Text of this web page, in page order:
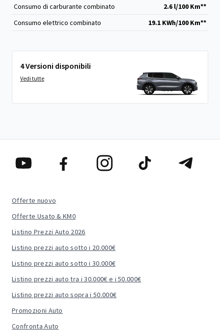
Consumo di carburante combinato
2.6 l/100 Km**
Consumo elettrico combinato
19.1 KWh/100 Km**
4 Versioni disponibili
Vedi tutte
Offerte nuovo
Offerte Usato & KM0
Listino Prezzi Auto 2026
Listino prezzi auto sotto i 20.000€
Listino prezzi auto sotto i 30.000€
Listino prezzi auto tra i 30.000€ e i 50.000€
Listino prezzi auto sopra i 50.000€
Promozioni Auto
Confronta Auto